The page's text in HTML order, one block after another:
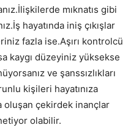
mıknatıs gibi
hayatında iniş çıkışlar
fazla ise.Aşırı kontrolcü
kaygı düzeyiniz yüksekse
ve şanssızlıkları
kişileri hayatınıza
oluşan çekirdek inançlar
olabilir.